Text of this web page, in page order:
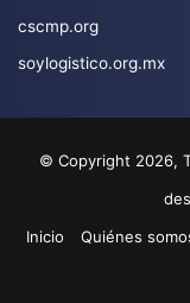
cscmp.org
soylogistico.org.mx
© Copyright 2026,
Inicio
Quiénes